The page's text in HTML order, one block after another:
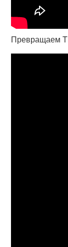
Превращаем